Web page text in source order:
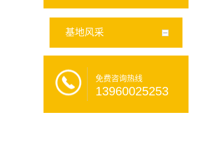
基地风采
免费咨询热线
13960025253